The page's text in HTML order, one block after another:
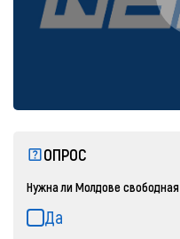
ОПРОС
Нужна ли Молдове
Да